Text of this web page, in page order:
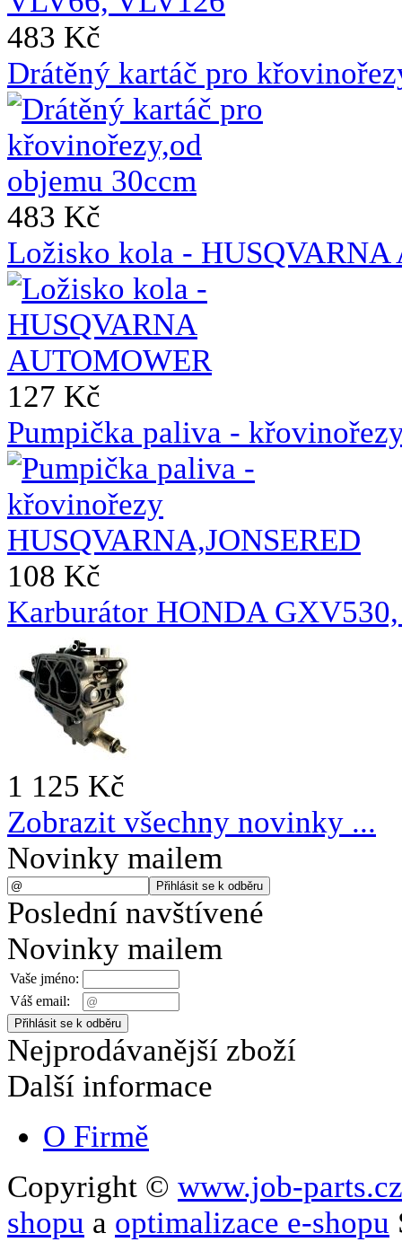
483 Kč
Drátěný kartáč pro
483 Kč
Ložisko kola - HUSQVARNA
127 Kč
Pumpička paliva -
108 Kč
Karburátor HONDA
1 125 Kč
Zobrazit všechny novinky ...
Novinky mailem
Poslední navštívené
Novinky mailem
Vaše jméno:
Váš email:
Nejprodávanější zboží
Další informace
O Firmě
Copyright © www.job-parts.cz
shopu a optimalizace e-shopu